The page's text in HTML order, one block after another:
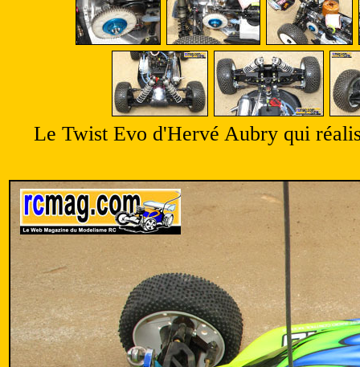
Le Twist Evo d'Hervé Aubry qui